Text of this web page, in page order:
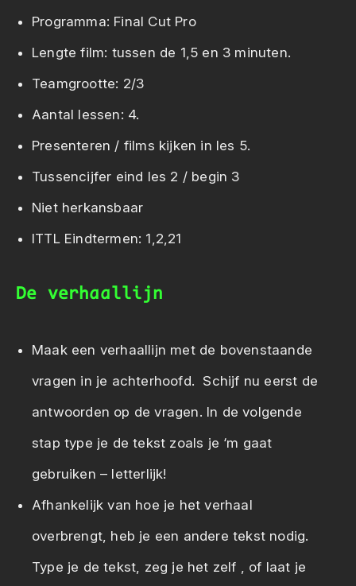
Programma: Final Cut Pro
Lengte film: tussen de 1,5 en 3 minuten.
Teamgrootte: 2/3
Aantal lessen: 4.
Presenteren / films kijken in les 5.
Tussencijfer eind les 2 / begin 3
Niet herkansbaar
ITTL Eindtermen: 1,2,21
De verhaallijn
Maak een verhaallijn met de bovenstaande
vragen in je achterhoofd. Schijf nu eerst de
antwoorden op de vragen. In de volgende
stap type je de tekst zoals je ‘m gaat
gebruiken – letterlijk!
Afhankelijk van hoe je het verhaal
overbrengt, heb je een andere tekst nodig.
Type je de tekst, zeg je het zelf , of laat je